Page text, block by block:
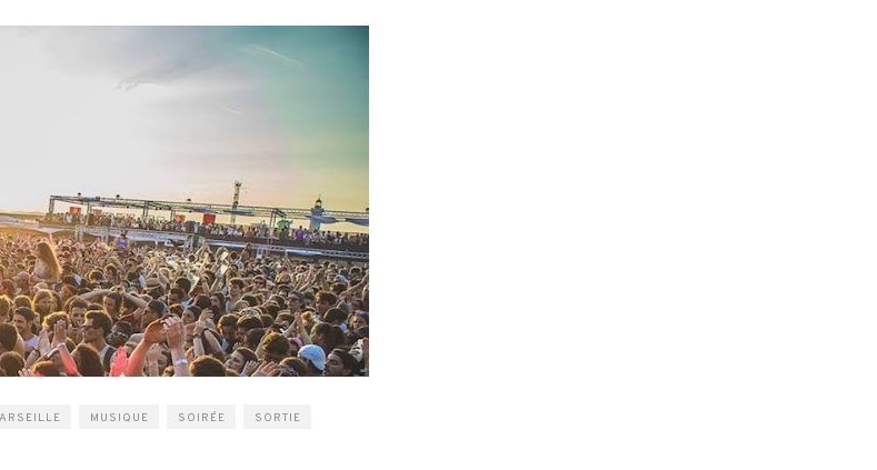
MUSIQUE SOIRÉE SORTIE